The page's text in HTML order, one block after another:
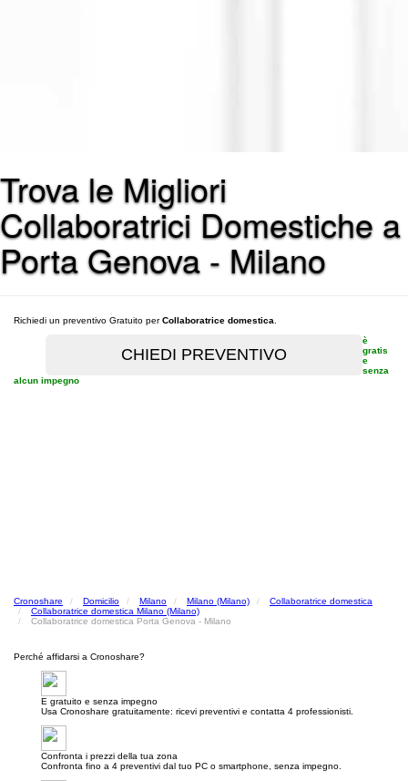
Trova le Migliori
Collaboratrici Domestiche a
Porta Genova - Milano
Richiedi un preventivo Gratuito perCollaboratrice domestica
è
gratis
e
senza
alcun impegno
Cronoshare Domicilio Milano Milano (Milano)
Collaboratrice domestica
Collaboratrice domestica Milano (Milano)
Collaboratrice domestica Porta Genova - Milano
Perché affidarsi a Cronoshare?
E gratuito e senza impegno
Usa Cronoshare gratuitamente: ricevi preventivi e contatta 4 professionisti.
Confronta i prezzi della tua zona
Confronta fino a 4 preventivi dal tuo PC o smartphone, senza impegno.